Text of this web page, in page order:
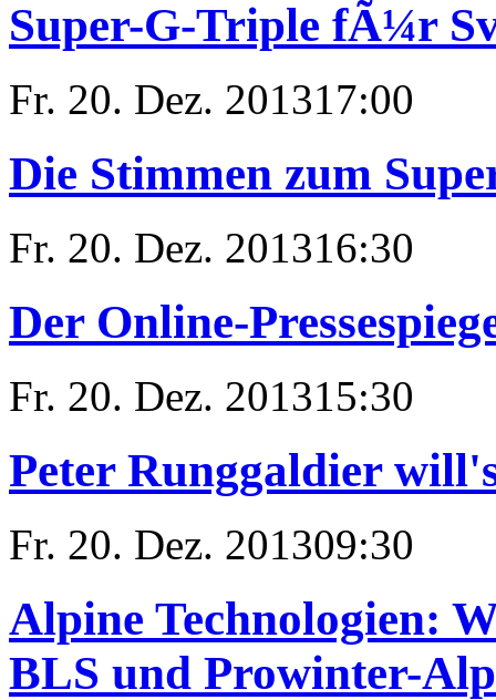
Super-G-Triple fÃ¼r
Fr. 20. Dez. 201317:00
Die Stimmen zum
Fr. 20. Dez. 201316:30
Der Online-
Fr. 20. Dez. 201315:30
Peter Runggaldier
Fr. 20. Dez. 201309:30
Alpine Technologien:
BLS und Prowinter-